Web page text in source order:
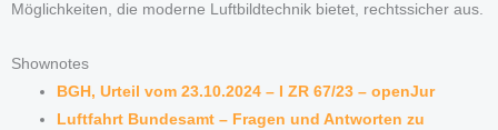
Möglichkeiten, die moderne Luftbildtechnik bietet, rechtssicher aus.
Shownotes
BGH, Urteil vom 23.10.2024 – I ZR 67/23 – openJur
Luftfahrt Bundesamt – Fragen und Antworten zu